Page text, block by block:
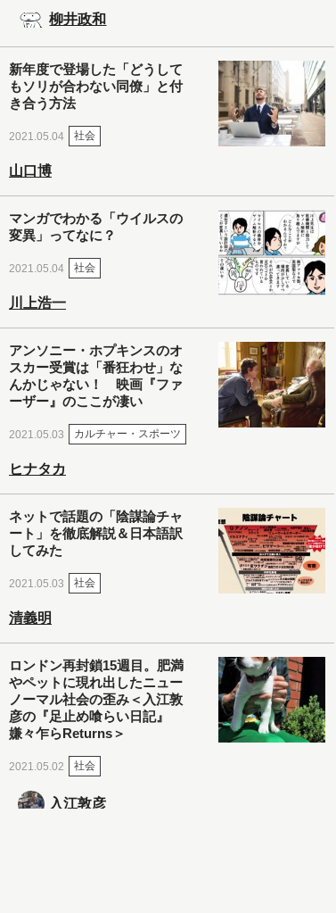
柳井政和
新年度で登場した「どうして
もソリが合わない同僚」と付
き合う方法
2021.05.04 社会
山口博
マンガでわかる「ウイルスの
変異」ってなに？
2021.05.04 社会
川上浩一
アンソニー・ホプキンスのオ
スカー受賞は「番狂わせ」な
んかじゃない！ 映画『ファ
ーザー』のここが凄い
2021.05.03 カルチャー・スポーツ
ヒナタカ
ネットで話題の「陰謀論チャ
ート」を徹底解説＆日本語訳
してみた
2021.05.03 社会
清義明
ロンドン再封鎖15週目。肥満
やペットに現れ出したニュー
ノーマル社会の歪み＜入江敦
彦の『足止め喰らい日記』
嫌々乍らReturns＞
2021.05.02 社会
入江敦彦